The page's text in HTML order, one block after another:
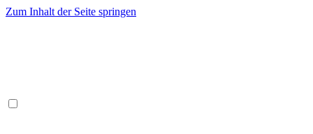
Zum Inhalt der Seite springen